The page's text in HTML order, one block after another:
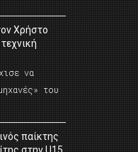
Χρήστο
να
του
παίκτης